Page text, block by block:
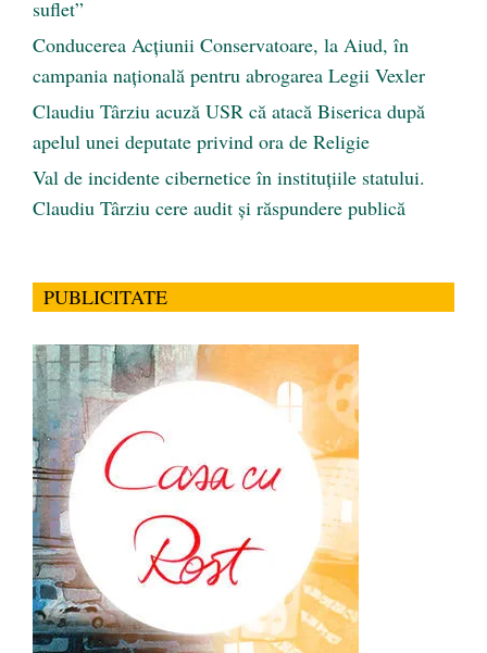
suflet”
Conducerea Acțiunii Conservatoare, la Aiud, în
campania națională pentru abrogarea Legii Vexler
Claudiu Târziu acuză USR că atacă Biserica după
apelul unei deputate privind ora de Religie
Val de incidente cibernetice în instituțiile statului.
Claudiu Târziu cere audit și răspundere publică
PUBLICITATE